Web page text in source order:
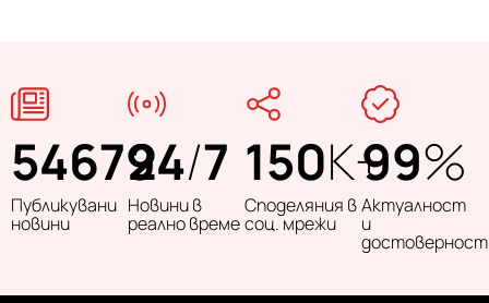
54679
Публикувани
новини
24/7
Новини в
реално време
150K+
Споделяния в
соц. мрежи
99%
Актуалност
и
достоверност